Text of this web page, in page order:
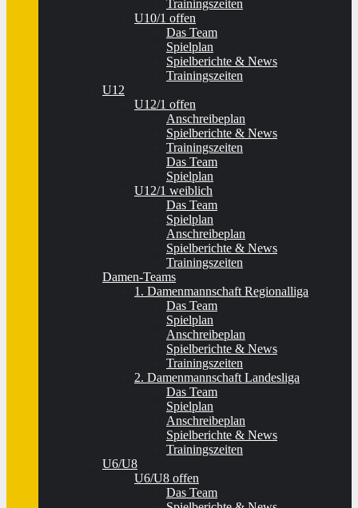
Trainingszeiten
U10/1 offen
Das Team
Spielplan
Spielberichte & News
Trainingszeiten
U12
U12/1 offen
Anschreibeplan
Spielberichte & News
Trainingszeiten
Das Team
Spielplan
U12/1 weiblich
Das Team
Spielplan
Anschreibeplan
Spielberichte & News
Trainingszeiten
Damen-Teams
1. Damenmannschaft Regionalliga
Das Team
Spielplan
Anschreibeplan
Spielberichte & News
Trainingszeiten
2. Damenmannschaft Landesliga
Das Team
Spielplan
Anschreibeplan
Spielberichte & News
Trainingszeiten
U6/U8
U6/U8 offen
Das Team